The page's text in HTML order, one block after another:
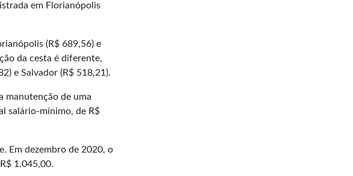
em Florianópolis
(R$ 689,56) e
da cesta é diferente,
e Salvador (R$ 518,21).
manutenção de uma
salário-mínimo, de R$
Em dezembro de 2020, o
1.045,00.